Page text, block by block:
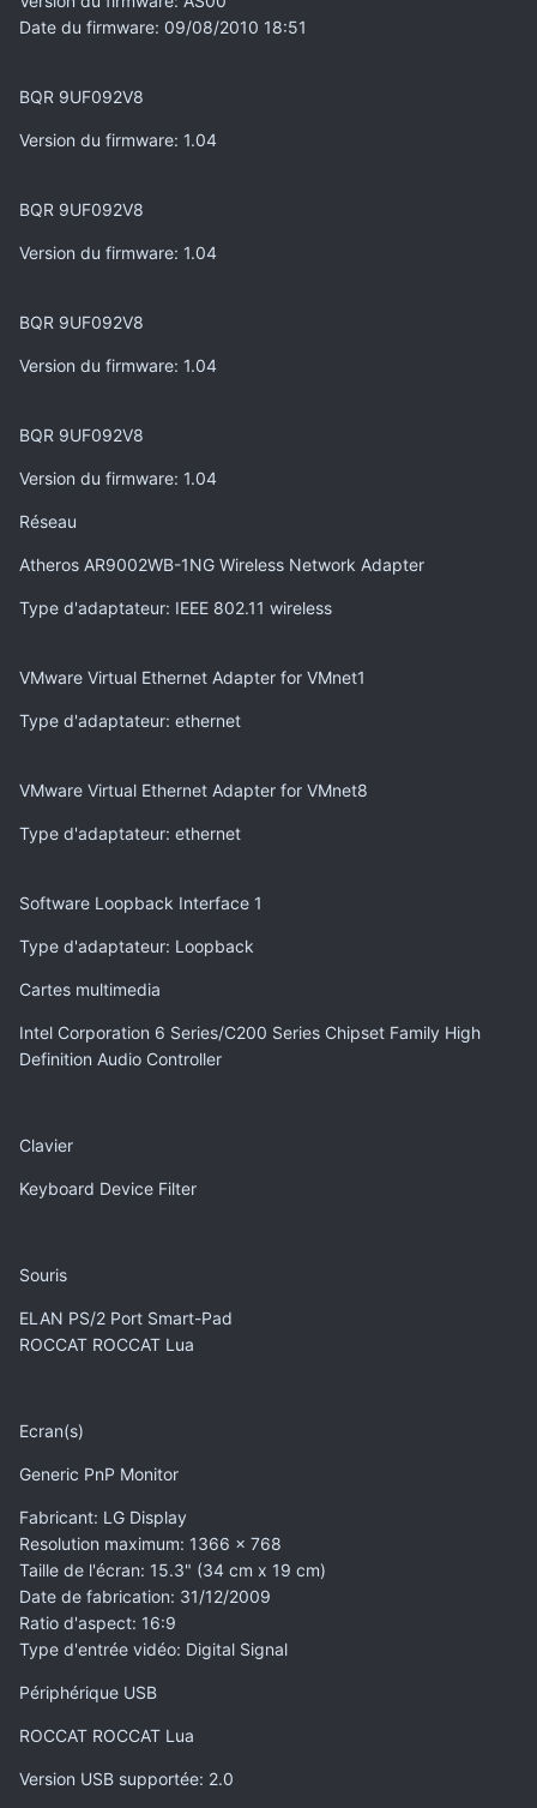
Date du firmware: 09/08/2010 18:51
BQR 9UF092V8
Version du firmware: 1.04
BQR 9UF092V8
Version du firmware: 1.04
BQR 9UF092V8
Version du firmware: 1.04
BQR 9UF092V8
Version du firmware: 1.04
Réseau
Atheros AR9002WB-1NG Wireless Network Adapter
Type d'adaptateur: IEEE 802.11 wireless
VMware Virtual Ethernet Adapter for VMnet1
Type d'adaptateur: ethernet
VMware Virtual Ethernet Adapter for VMnet8
Type d'adaptateur: ethernet
Software Loopback Interface 1
Type d'adaptateur: Loopback
Cartes multimedia
Intel Corporation 6 Series/C200 Series Chipset Family High
Definition Audio Controller
Clavier
Keyboard Device Filter
Souris
ELAN PS/2 Port Smart-Pad
ROCCAT ROCCAT Lua
Ecran(s)
Generic PnP Monitor
Fabricant: LG Display
Resolution maximum: 1366 x 768
Taille de l'écran: 15.3" (34 cm x 19 cm)
Date de fabrication: 31/12/2009
Ratio d'aspect: 16:9
Type d'entrée vidéo: Digital Signal
Périphérique USB
ROCCAT ROCCAT Lua
Version USB supportée: 2.0